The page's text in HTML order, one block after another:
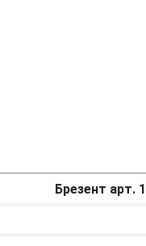
Брезент арт.